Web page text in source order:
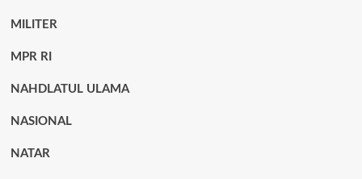
MILITER
MPR RI
NAHDLATUL ULAMA
NASIONAL
NATAR